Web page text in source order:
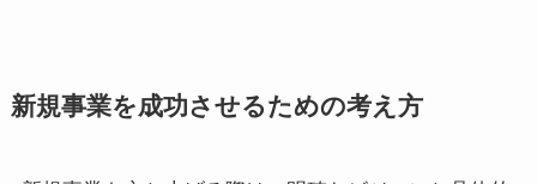
新規事業を成功させるための考え方